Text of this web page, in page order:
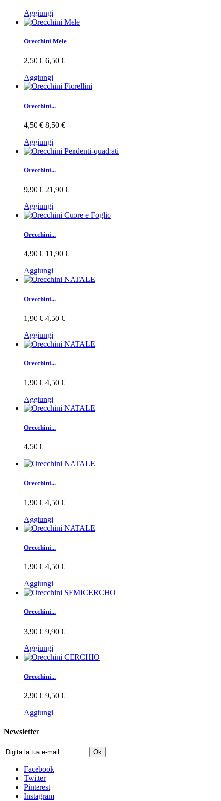
Aggiungi
Orecchini Mele
2,50 € 6,50 €
Aggiungi
Orecchini...
4,50 € 8,50 €
Aggiungi
Orecchini...
9,90 € 21,90 €
Aggiungi
Orecchini...
4,90 € 11,90 €
Aggiungi
Orecchini...
1,90 € 4,50 €
Aggiungi
Orecchini...
1,90 € 4,50 €
Aggiungi
Orecchini...
4,50 €
Orecchini...
1,90 € 4,50 €
Aggiungi
Orecchini...
1,90 € 4,50 €
Aggiungi
Orecchini...
3,90 € 9,90 €
Aggiungi
Orecchini...
2,90 € 9,50 €
Aggiungi
Newsletter
Ok
Facebook
Twitter
Pinterest
Instagram